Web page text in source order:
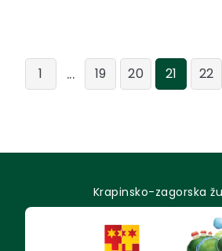
1 ... 19 20 21 22
Krapinsko-zagorska